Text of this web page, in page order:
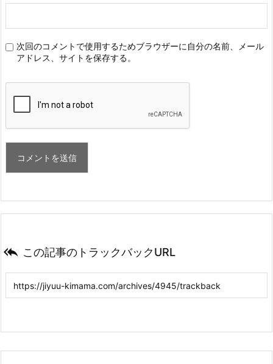
次回のコメントで使用するためブラウザーに自分の名前、メール
アドレス、サイトを保存する。
 この記事のトラックバックURL